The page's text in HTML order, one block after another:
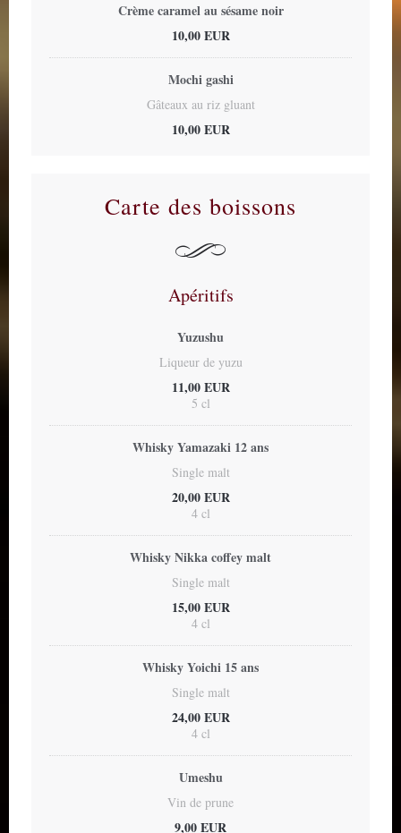
Crème caramel au sésame noir
10,00 EUR
Mochi gashi
Gâteaux au riz gluant
10,00 EUR
Carte des boissons
Apéritifs
Yuzushu
Liqueur de yuzu
11,00 EUR
5 cl
Whisky Yamazaki 12 ans
Single malt
20,00 EUR
4 cl
Whisky Nikka coffey malt
Single malt
15,00 EUR
4 cl
Whisky Yoichi 15 ans
Single malt
24,00 EUR
4 cl
Umeshu
Vin de prune
9,00 EUR